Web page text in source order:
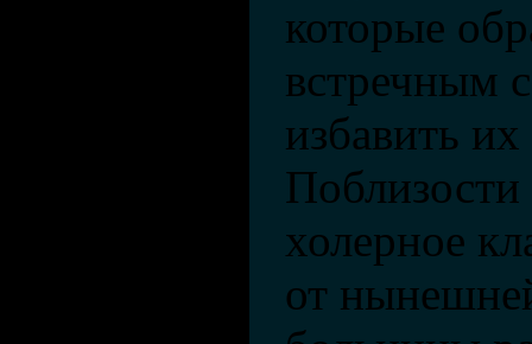
которые
встречным
избавить
холерное
от